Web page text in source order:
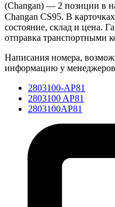
(Changan) — 2 позиции в
Changan CS95. В
состояние, склад и цена.
отправка транспортными
Написания номера,
информацию у
2803100-AP81
2803100 AP81
2803100AP81